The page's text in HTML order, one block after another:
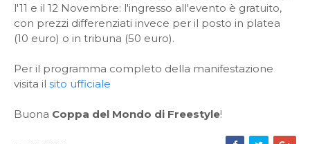
l'11 e il 12 Novembre: l'ingresso all'evento è gratuito,
con prezzi differenziati invece per il posto in platea
(10 euro) o in tribuna (50 euro).
Per il programma completo della manifestazione
visita il sito ufficiale
Buona Coppa del Mondo di Freestyle!